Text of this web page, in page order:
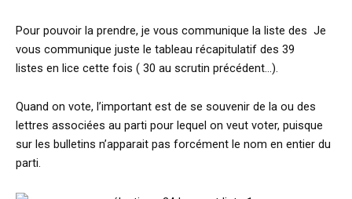
Pour pouvoir la prendre, je vous communique la liste des Je
vous communique juste le tableau récapitulatif des 39
listes en lice cette fois ( 30 au scrutin précédent…).
Quand on vote, l’important est de se souvenir de la ou des
lettres associées au parti pour lequel on veut voter, puisque
sur les bulletins n’apparait pas forcément le nom en entier du
parti.